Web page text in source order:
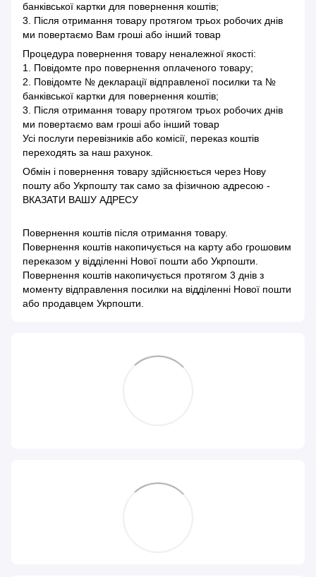
банківської картки для повернення коштів;
3. Після отримання товару протягом трьох робочих днів
ми повертаємо Вам гроші або інший товар
Процедура повернення товару неналежної якості:
1. Повідомте про повернення оплаченого товару;
2. Повідомте № декларації відправленої посилки та №
банківської картки для повернення коштів;
3. Після отримання товару протягом трьох робочих днів
ми повертаємо вам гроші або інший товар
Усі послуги перевізників або комісії, переказ коштів
переходять за наш рахунок.
Обмін і повернення товару здійснюється через Нову
пошту або Укрпошту так само за фізичною адресою -
ВКАЗАТИ ВАШУ АДРЕСУ
Повернення коштів після отримання товару.
Повернення коштів накопичується на карту або грошовим
переказом у відділенні Нової пошти або Укрпошти.
Повернення коштів накопичується протягом 3 днів з
моменту відправлення посилки на відділенні Нової пошти
або продавцем Укрпошти.